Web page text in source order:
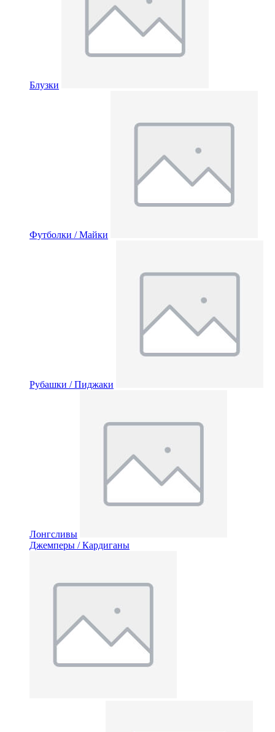
Блузки
Футболки / Майки
Рубашки / Пиджаки
Лонгсливы
Джемперы / Кардиганы